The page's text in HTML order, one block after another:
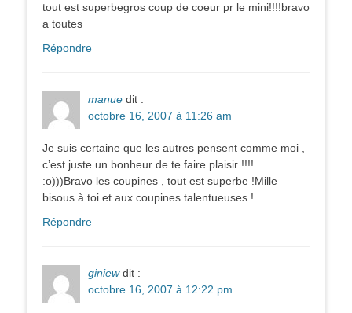
tout est superbegros coup de coeur pr le mini!!!!bravo
a toutes
Répondre
manue dit :
octobre 16, 2007 à 11:26 am
Je suis certaine que les autres pensent comme moi ,
c’est juste un bonheur de te faire plaisir !!!!
:o)))Bravo les coupines , tout est superbe !Mille
bisous à toi et aux coupines talentueuses !
Répondre
giniew dit :
octobre 16, 2007 à 12:22 pm